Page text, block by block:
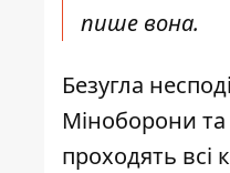
пише вона.
Безугла
Міноборони
проходять всі